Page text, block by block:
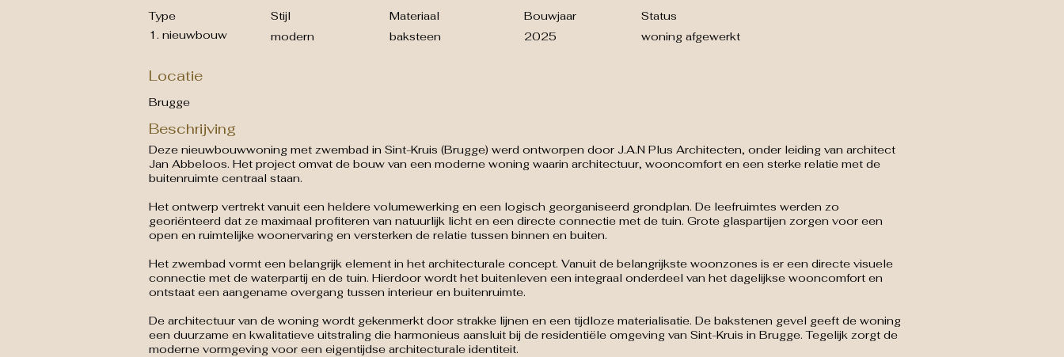
Type Stijl
Materiaal
1. nieuwbouw
modern baksteen
Bouwjaar
Status
2025
woning afgewerkt
Locatie
Brugge
Beschrijving
Deze nieuwbouwwoning met zwembad in Sint-Kruis (Brugge) werd ontworpen door J.A.N Plus Architecten, onder leiding van architect
Jan Abbeloos. Het project omvat de bouw van een moderne woning waarin architectuur, wooncomfort en een sterke relatie met de
buitenruimte centraal staan.
Het ontwerp vertrekt vanuit een heldere volumewerking en een logisch georganiseerd grondplan. De leefruimtes werden zo
georiënteerd dat ze maximaal profiteren van natuurlijk licht en een directe connectie met de tuin. Grote glaspartijen zorgen voor een
open en ruimtelijke woonervaring en versterken de relatie tussen binnen en buiten.
Het zwembad vormt een belangrijk element in het architecturale concept. Vanuit de belangrijkste woonzones is er een directe visuele
connectie met de waterpartij en de tuin. Hierdoor wordt het buitenleven een integraal onderdeel van het dagelijkse wooncomfort en
ontstaat een aangename overgang tussen interieur en buitenruimte.
De architectuur van de woning wordt gekenmerkt door strakke lijnen en een tijdloze materialisatie. De bakstenen gevel geeft de woning
een duurzame en kwalitatieve uitstraling die harmonieus aansluit bij de residentiële omgeving van Sint-Kruis in Brugge. Tegelijk zorgt de
moderne vormgeving voor een eigentijdse architecturale identiteit.